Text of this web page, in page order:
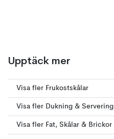
Upptäck mer
Visa fler Frukostskålar
Visa fler Dukning & Servering
Visa fler Fat, Skålar & Brickor